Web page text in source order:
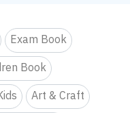
Exam Book
Book
Art & Craft